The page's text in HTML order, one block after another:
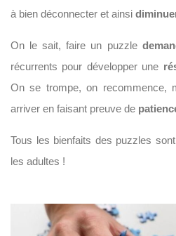
à bien déconnecter et ainsi
On le sait, faire un puzzle
récurrents pour développer une
On se trompe, on recommence,
arriver en faisant preuve de
Tous les bienfaits des puzzles
les adultes !